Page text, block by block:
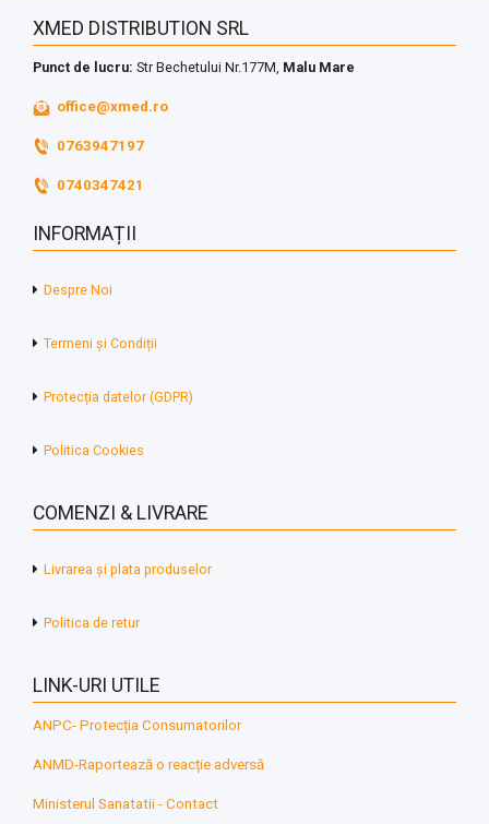
XMED DISTRIBUTION SRL
Punct de lucru: Str Bechetului Nr.177M, Malu Mare
office@xmed.ro
0763947197
0740347421
INFORMAȚII
Despre Noi
Termeni și Condiții
Protecția datelor (GDPR)
Politica Cookies
COMENZI & LIVRARE
Livrarea și plata produselor
Politica de retur
LINK-URI UTILE
ANPC- Protecția Consumatorilor
ANMD-Raportează o reacție adversă
Ministerul Sanatatii - Contact